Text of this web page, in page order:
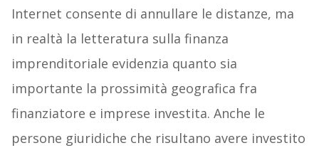
Internet consente di annullare le distanze, ma
in realtà la letteratura sulla finanza
imprenditoriale evidenzia quanto sia
importante la prossimità geografica fra
finanziatore e imprese investita. Anche le
persone giuridiche che risultano avere investito